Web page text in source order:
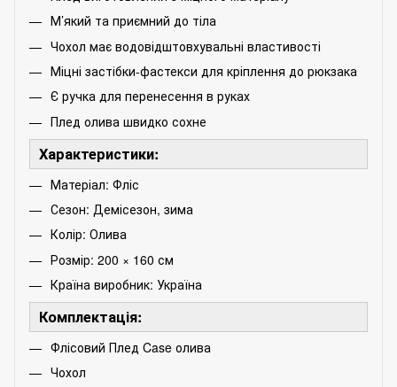
М’який та приємний до тіла
Чохол має водовідштовхувальні властивості
Міцні застібки-фастекси для кріплення до рюкзака
Є ручка для перенесення в руках
Плед олива швидко сохне
Характеристики:
Матеріал: Фліс
Сезон: Демісезон, зима
Колір: Олива
Розмір: 200 × 160 см
Країна виробник: Україна
Комплектація:
Флісовий Плед Case олива
Чохол